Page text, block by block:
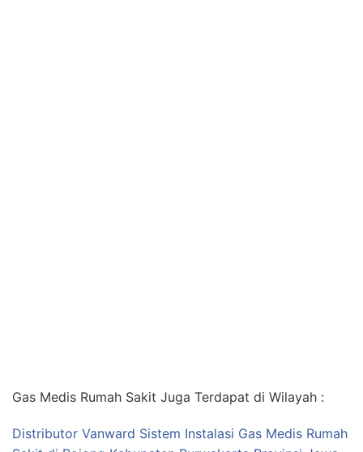
Gas Medis Rumah Sakit Juga Terdapat di Wilayah :
Distributor Vanward Sistem Instalasi Gas Medis Rumah